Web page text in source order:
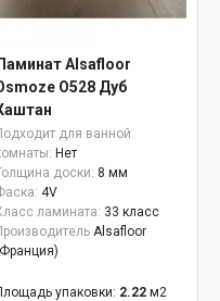
Alsafloor
O528 Дуб
для ванной
Нет
доски: 8 мм
4V
ламината: 33 класс
Alsafloor
упаковки: 2.22 м2